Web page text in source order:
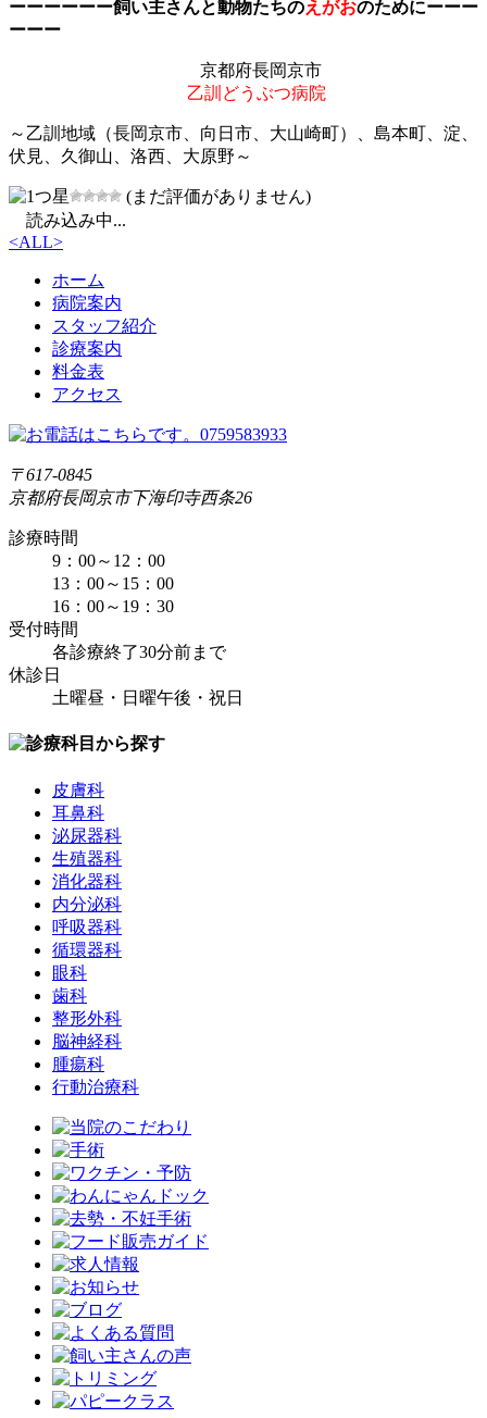
ーーーーーー飼い主さんと動物たちのえがおのためにーーー
ーーー
京都府長岡京市
乙訓どうぶつ病院
～乙訓地域（長岡京市、向日市、大山崎町）、島本町、淀、
伏見、久御山、洛西、大原野～
(まだ評価がありません)
読み込み中...
<ALL>
ホーム
病院案内
スタッフ紹介
診療案内
料金表
アクセス
〒617-0845
京都府長岡京市下海印寺西条26
診療時間
9：00～12：00
13：00～15：00
16：00～19：30
受付時間
各診療終了30分前まで
休診日
土曜昼・日曜午後・祝日
皮膚科
耳鼻科
泌尿器科
生殖器科
消化器科
内分泌科
呼吸器科
循環器科
眼科
歯科
整形外科
脳神経科
腫瘍科
行動治療科